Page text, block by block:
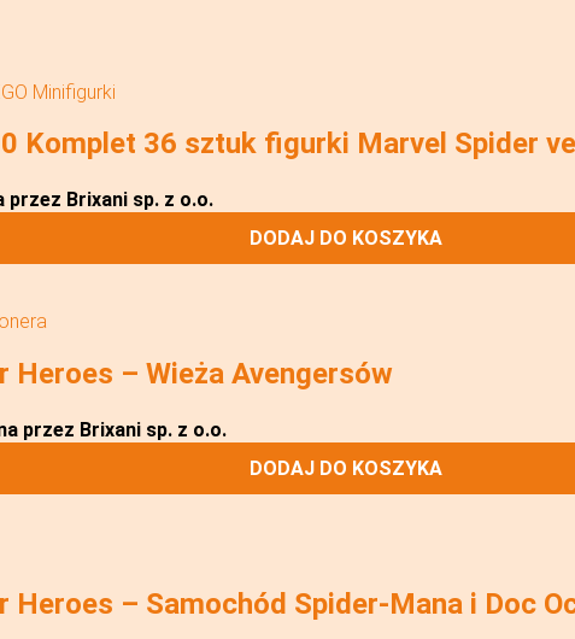
Minifigurki
Komplet 36 sztuk figurki Marvel Spider
Brixani sp. z o.o.
DODAJ DO KOSZYKA
Heroes – Wieża Avengersów
przez Brixani sp. z o.o.
DODAJ DO KOSZYKA
Heroes – Samochód Spider-Mana i Doc